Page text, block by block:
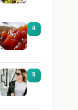
4
5